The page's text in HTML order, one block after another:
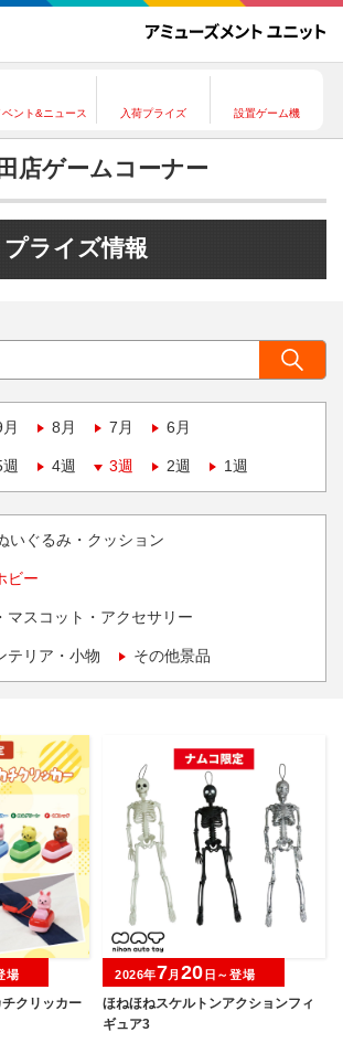
ベント&ニュース 入荷プライズ 設置ゲーム機
店ゲームコーナー
プライズ情報
8月 7月 6月
4週 3週 2週 1週
いぐるみ・クッション
ビー
マスコット・アクセサリー
テリア・小物 その他景品
クリッカー
場
ほねほねスケルトンアクションフィ
ギュア3
2026年7月 20 日～登場